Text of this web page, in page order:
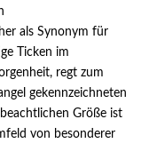
als Synonym für
Ticken im
regt zum
gekennzeichneten
Größe ist
von besonderer